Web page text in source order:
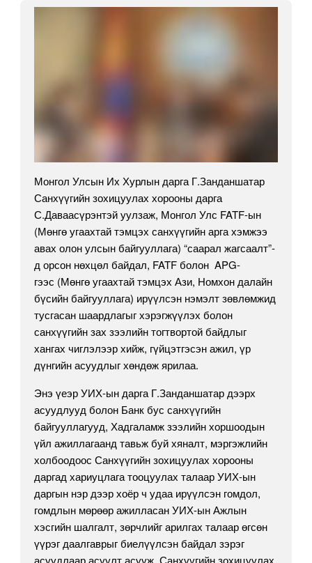
Монгол Улсын Их Хурлын дарга Г.Занданшатар
Санхүүгийн зохицуулах хорооны дарга
С.Даваасүрэнтэй уулзаж, Монгол Улс FATF-ын
(Мөнгө угаахтай тэмцэх санхүүгийн арга хэмжээ
авах олон улсын байгууллага) “саарал жагсаалт”-
д орсон нөхцөл байдал, FATF болон APG-
гээс (Мөнгө угаахтай тэмцэх Ази, Номхон далайн
бүсийн байгууллага) ирүүлсэн нэмэлт зөвлөмжид
тусгасан шаардлагыг хэрэгжүүлэх болон
санхүүгийн зах зээлийн тогтвортой байдлыг
хангах чиглэлээр хийж, гүйцэтгэсэн ажил, үр
дүнгийн асуудлыг хөндөж ярилаа.
Энэ үеэр УИХ-ын дарга Г.Занданшатар дээрх
асуудлууд болон Банк бус санхүүгийн
байгууллагууд, Хадгаламж зээлийн хоршоодын
үйл ажиллагаанд тавьж буй хяналт, мэргэжлийн
холбоодоос Санхүүгийн зохицуулах хорооны
даргад хариуцлага тооцуулах талаар УИХ-ын
даргын нэр дээр хоёр ч удаа ирүүлсэн гомдол,
гомдлын мөрөөр ажилласан УИХ-ын Ажлын
хэсгийн шалгалт, зөрчлийг арилгах талаар өгсөн
үүрэг даалгаврыг биелүүлсэн байдал зэрэг